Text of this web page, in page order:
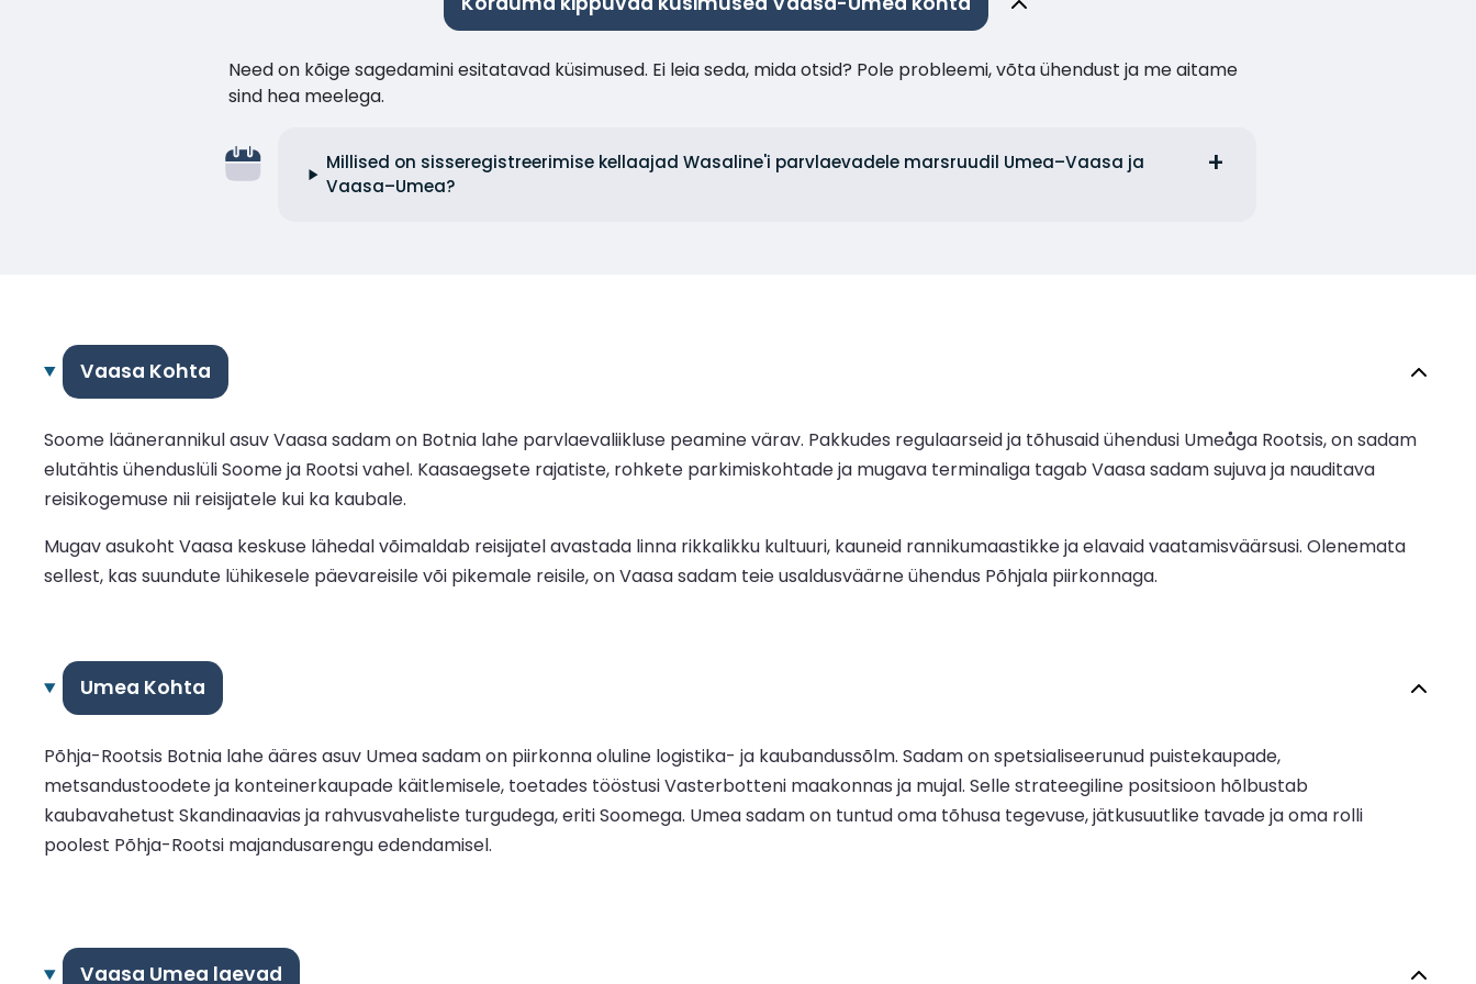
Need on kõige sagedamini esitatavad küsimused. Ei leia seda, mida otsid? Pole probleemi, võta ühendust ja me aitame
sind hea meelega.
Millised on sisseregistreerimise kellaajad Wasaline'i parvlaevadele marsruudil Umea–Vaasa ja
Vaasa–Umea?
Vaasa Kohta
Soome läänerannikul asuv Vaasa sadam on Botnia lahe parvlaevaliikluse peamine värav. Pakkudes regulaarseid ja tõhusaid ühendusi Umeåga Rootsis, on sadam
elutähtis ühenduslüli Soome ja Rootsi vahel. Kaasaegsete rajatiste, rohkete parkimiskohtade ja mugava terminaliga tagab Vaasa sadam sujuva ja nauditava
reisikogemuse nii reisijatele kui ka kaubale.
Mugav asukoht Vaasa keskuse lähedal võimaldab reisijatel avastada linna rikkalikku kultuuri, kauneid rannikumaastikke ja elavaid vaatamisväärsusi. Olenemata
sellest, kas suundute lühikesele päevareisile või pikemale reisile, on Vaasa sadam teie usaldusväärne ühendus Põhjala piirkonnaga.
Umea Kohta
Põhja-Rootsis Botnia lahe ääres asuv Umea sadam on piirkonna oluline logistika- ja kaubandussõlm. Sadam on spetsialiseerunud puistekaupade,
metsandustoodete ja konteinerkaupade käitlemisele, toetades tööstusi Vasterbotteni maakonnas ja mujal. Selle strateegiline positsioon hõlbustab
kaubavahetust Skandinaavias ja rahvusvaheliste turgudega, eriti Soomega. Umea sadam on tuntud oma tõhusa tegevuse, jätkusuutlike tavade ja oma rolli
poolest Põhja-Rootsi majandusarengu edendamisel.
Vaasa Umea laevad